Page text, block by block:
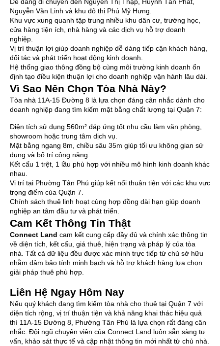
Dễ dàng di chuyển đến Nguyễn Thị Thập, Huỳnh Tấn Phát,
Nguyễn Văn Linh và khu đô thị Phú Mỹ Hưng.
Khu vực xung quanh tập trung nhiều khu dân cư, trường học,
cửa hàng tiện ích, nhà hàng và các dịch vụ hỗ trợ doanh
nghiệp.
Vị trí thuận lợi giúp doanh nghiệp dễ dàng tiếp cận khách hàng,
đối tác và phát triển hoạt động kinh doanh.
Hệ thống giao thông đồng bộ cùng môi trường kinh doanh ổn
định tạo điều kiện thuận lợi cho doanh nghiệp vận hành lâu dài.
Vì Sao Nên Chọn Tòa Nhà Này?
Tòa nhà 11A-15 Đường 8 là lựa chọn đáng cân nhắc dành cho
doanh nghiệp đang tìm kiếm mặt bằng chất lượng tại Quận 7:
Diện tích sử dụng 560m² đáp ứng tốt nhu cầu làm văn phòng,
showroom hoặc trung tâm dịch vụ.
Mặt bằng ngang 8m, chiều sâu 35m giúp tối ưu không gian sử
dụng và bố trí công năng.
Kết cấu 1 trệt, 1 lầu phù hợp với nhiều mô hình kinh doanh khác
nhau.
Vị trí tại Phường Tân Phú giúp kết nối thuận tiện với các khu vực
trọng điểm của Quận 7.
Chính sách thuê linh hoạt cùng hợp đồng dài hạn giúp doanh
nghiệp an tâm đầu tư và phát triển.
Cam Kết Thông Tin Thật
Connect Land cam kết cung cấp đầy đủ và chính xác thông tin
về diện tích, kết cấu, giá thuê, hiện trạng và pháp lý của tòa
nhà. Tất cả dữ liệu đều được xác minh trực tiếp từ chủ sở hữu
nhằm đảm bảo tính minh bạch và hỗ trợ khách hàng lựa chọn
giải pháp thuê phù hợp.
Liên Hệ Ngay Hôm Nay
Nếu quý khách đang tìm kiếm tòa nhà cho thuê tại Quận 7 với
diện tích rộng, vị trí thuận tiện và khả năng khai thác hiệu quả
thì 11A-15 Đường 8, Phường Tân Phú là lựa chọn rất đáng cân
nhắc. Đội ngũ chuyên viên của Connect Land luôn sẵn sàng tư
vấn, khảo sát thực tế và cập nhật thông tin mới nhất từ chủ nhà.